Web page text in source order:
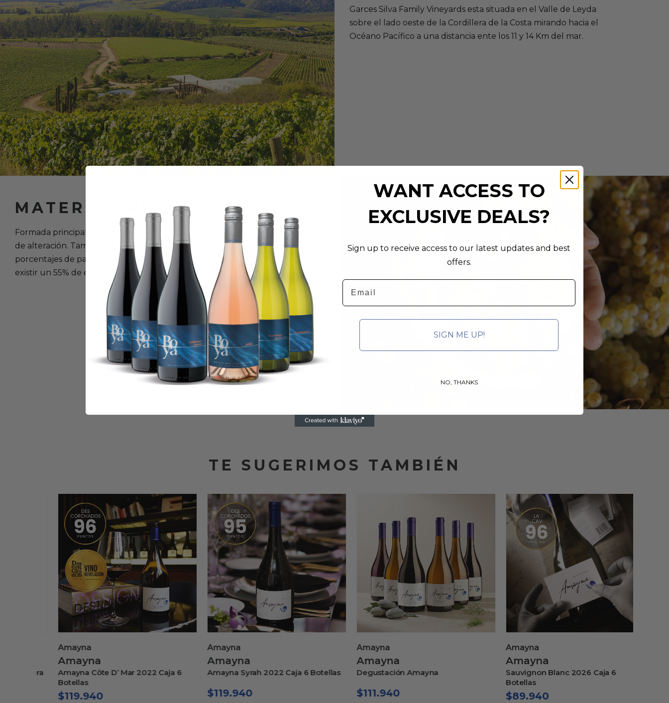
Garces Silva Family Vineyards esta situada en el Valle de Leyda
sobre el lado oeste de la Cordillera de la Costa mirando hacia el
Océano Pacífico a una distancia ente los 11 y 14 Km del mar.
MATERIA PRIMA
Formada principalmente con roca granítica en diferentes estados
de alteración. También se encuentran arcillas en distintos
porcentajes de partículas colores y fertilidad, pudiendo llegar a
existir un 55% de estas en un mismo perfil.
TE SUGERIMOS TAMBIÉN
Amayna
Amayna
Amayna Côte D’ Mar 2022 Caja 6
Botellas
119.940
Amayna
Amayna
Amayna Syrah 2022 Caja 6 Botellas
119.940
Amayna
Amayna
Degustación Amayna
111.940
Amayna
Amayna
Sauvignon Blanc 2026 Caja 6
Botellas
89.940
WANT ACCESS TO
EXCLUSIVE DEALS?
Sign up to receive access to our latest updates and best
offers.
Email
SIGN ME UP!
NO, THANKS